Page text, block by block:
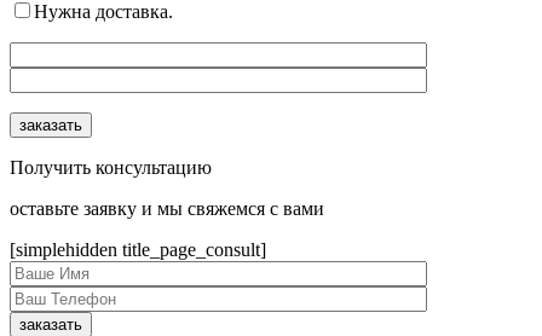
Нужна доставка.
Получить консультацию
оcтавьте заявку и мы свяжемся с вами
[simplehidden title_page_consult]